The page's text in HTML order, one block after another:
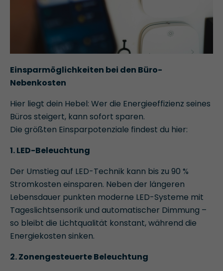
Einsparmöglichkeiten bei den Büro-
Nebenkosten
Hier liegt dein Hebel: Wer die Energieeffizienz seines
Büros steigert, kann sofort sparen.
Die größten Einsparpotenziale findest du hier:
1. LED-Beleuchtung
Der Umstieg auf LED-Technik kann bis zu 90 %
Stromkosten einsparen. Neben der längeren
Lebensdauer punkten moderne LED-Systeme mit
Tageslichtsensorik und automatischer Dimmung –
so bleibt die Lichtqualität konstant, während die
Energiekosten sinken.
2. Zonengesteuerte Beleuchtung